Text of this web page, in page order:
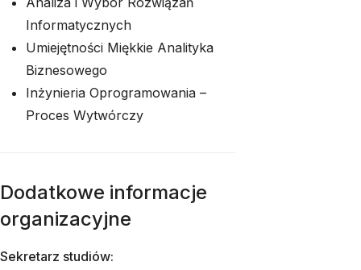
Informatycznych
Umiejętności Miękkie Analityka
Biznesowego
Inżynieria Oprogramowania –
Proces Wytwórczy
Dodatkowe informacje
organizacyjne
Sekretarz studiów: